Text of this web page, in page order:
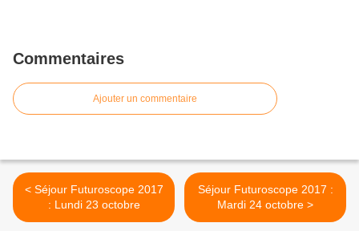
Commentaires
Ajouter un commentaire
< Séjour Futuroscope 2017
: Lundi 23 octobre
Séjour Futuroscope 2017 :
Mardi 24 octobre >